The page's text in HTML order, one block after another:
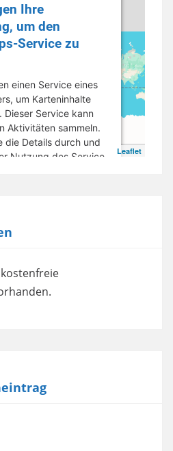
Leaflet
Ihre
um den
Service zu
einen Service eines
um Karteninhalte
Dieser Service kann
Aktivitäten sammeln.
die Details durch und
Nutzung des Service
Consent